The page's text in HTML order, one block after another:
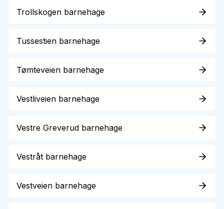
Trollskogen barnehage
Tussestien barnehage
Tømteveien barnehage
Vestliveien barnehage
Vestre Greverud barnehage
Vestråt barnehage
Vestveien barnehage